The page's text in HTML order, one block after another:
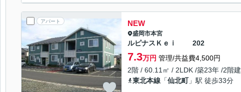
アパート NEW
盛岡市本宮
ルピナスＫｅｉ 202
7.3万円 管理/共益費4,500円
2階 / 60.11㎡ / 2LDK /築23年 /2階建
東北本線 「仙北町」駅 徒歩33分